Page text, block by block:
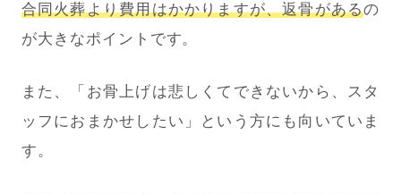
合同火葬より費用はかかりますが、返骨があるの
が大きなポイントです。
また、「お骨上げは悲しくてできないから、スタ
ッフにおまかせしたい」という方にも向いていま
す。